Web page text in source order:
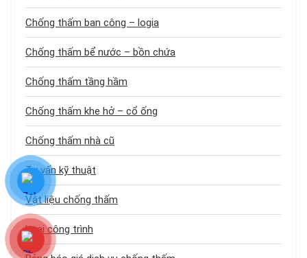
Chống thấm ban công – logia
Chống thấm bể nước – bồn chứa
Chống thấm tầng hầm
Chống thấm khe hở – cổ ống
Chống thấm nhà cũ
Tư vấn kỹ thuật
Vật liệu chống thấm
Loại công trình